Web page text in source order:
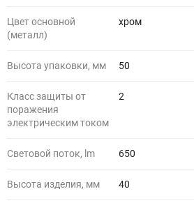
Цвет основной
(металл)
хром
Высота упаковки, мм 50
Класс защиты от
поражения
электрическим током
2
Световой поток, lm 650
Высота изделия, мм 40